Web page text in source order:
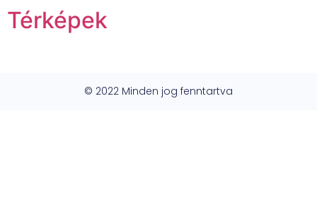
Térképek
© 2022 Minden jog fenntartva